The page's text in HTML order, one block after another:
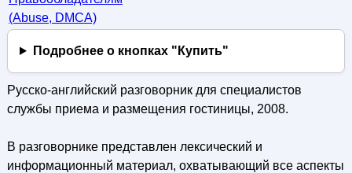
(Abuse, DMСA)
Подробнее о кнопках "Купить"
Русско-английский разговорник для специалистов
службы приема и размещения гостиницы, 2008.
В разговорнике представлен лексический и
информационный материал, охватывающий все аспекты